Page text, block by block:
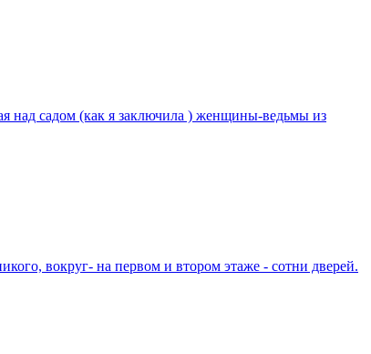
над садом (как я заключила ) женщины-ведьмы из
вокруг- на первом и втором этаже - сотни дверей.